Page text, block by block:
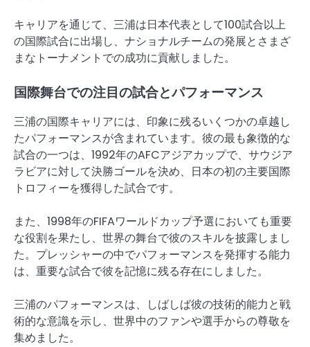
キャリアを通じて、三浦は日本代表として100試合以上
の国際試合に出場し、ナショナルチームの発展とさまざ
まなトーナメントでの成功に貢献しました。
国際舞台での注目の試合とパフォーマンス
三浦の国際キャリアには、印象に残るいくつかの卓越し
たパフォーマンスが含まれています。彼の最も象徴的な
試合の一つは、1992年のAFCアジアカップで、サウジア
ラビアに対して決勝ゴールを決め、日本の初の主要国際
トロフィーを獲得した試合です。
また、1998年のFIFAワールドカップ予選においても重要
な役割を果たし、世界の舞台で彼のスキルを披露しまし
た。プレッシャーの中でパフォーマンスを発揮する能力
は、重要な試合で彼を記憶に残る存在にしました。
三浦のパフォーマンスは、しばしば彼の技術的能力と戦
術的な意識を示し、世界中のファンや選手からの尊敬を
集めました。